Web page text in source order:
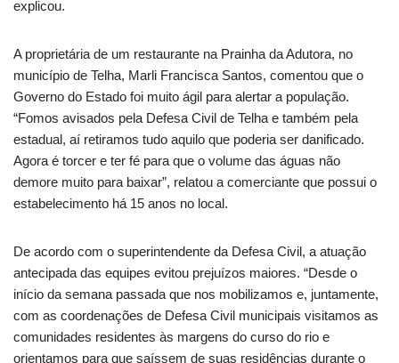
explicou.
A proprietária de um restaurante na Prainha da Adutora, no
município de Telha, Marli Francisca Santos, comentou que o
Governo do Estado foi muito ágil para alertar a população.
“Fomos avisados pela Defesa Civil de Telha e também pela
estadual, aí retiramos tudo aquilo que poderia ser danificado.
Agora é torcer e ter fé para que o volume das águas não
demore muito para baixar”, relatou a comerciante que possui o
estabelecimento há 15 anos no local.
De acordo com o superintendente da Defesa Civil, a atuação
antecipada das equipes evitou prejuízos maiores. “Desde o
início da semana passada que nos mobilizamos e, juntamente,
com as coordenações de Defesa Civil municipais visitamos as
comunidades residentes às margens do curso do rio e
orientamos para que saíssem de suas residências durante o